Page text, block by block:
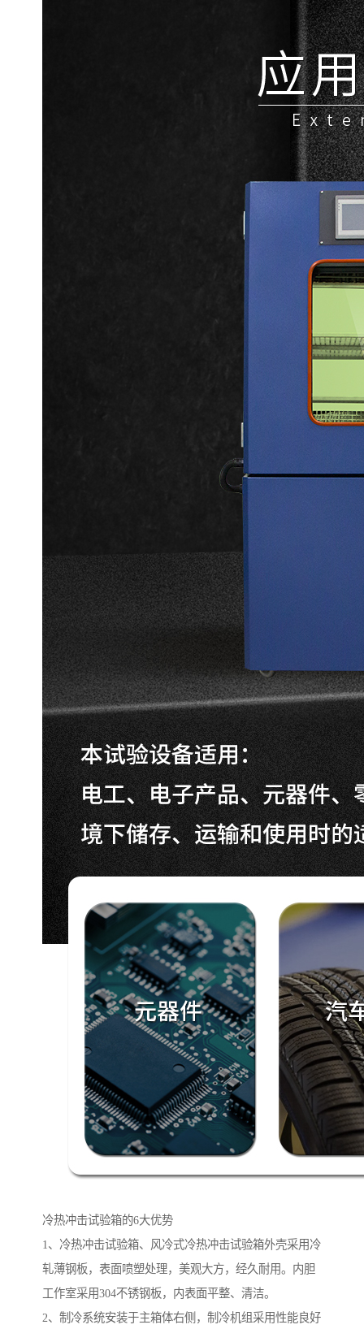
冷热冲击试验箱的6大优势
1、冷热冲击试验箱、风冷式冷热冲击试验箱外壳采用冷
轧薄钢板，表面喷塑处理，美观大方，经久耐用。内胆
工作室采用304不锈钢板，内表面平整、清洁。
2、制冷系统安装于主箱体右侧，制冷机组采用性能良好